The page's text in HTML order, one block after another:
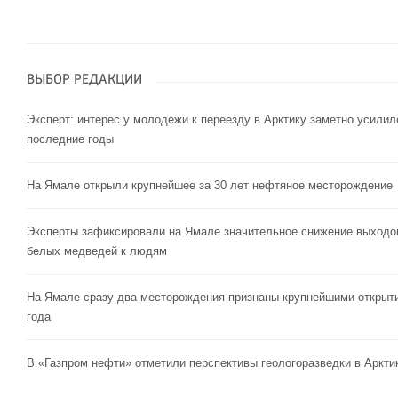
ВЫБОР РЕДАКЦИИ
Эксперт: интерес у молодежи к переезду в Арктику заметно
последние годы
На Ямале открыли крупнейшее за 30 лет нефтяное месторождение
Эксперты зафиксировали на Ямале значительное снижение
белых медведей к людям
На Ямале сразу два месторождения признаны крупнейшими
года
В «Газпром нефти» отметили перспективы геологоразведки в